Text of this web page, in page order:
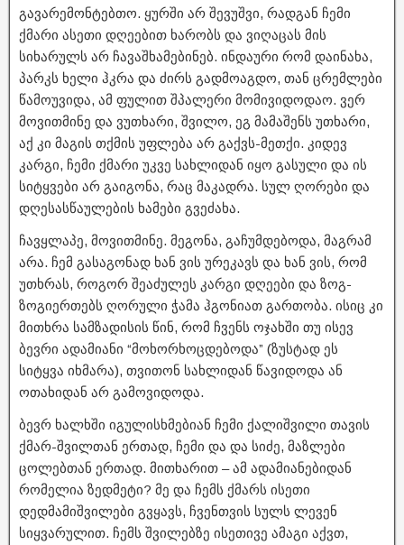
გავარემონტებთო. ყურში არ შევუშვი, რადგან ჩემი
ქმარი ასეთი დღეებით ხარობს და ვიღაცას მის
სიხარულს არ ჩავაშხამებინებ. ინდაური რომ დაინახა,
პარკს ხელი ჰკრა და ძირს გადმოაგდო, თან ცრემლები
წამოუვიდა, ამ ფულით შპალერი მომივიდოდაო. ვერ
მოვითმინე და ვუთხარი, შვილო, ეგ მამაშენს უთხარი,
აქ კი მაგის თქმის უფლება არ გაქვს-მეთქი. კიდევ
კარგი, ჩემი ქმარი უკვე სახლიდან იყო გასული და ის
სიტყვები არ გაიგონა, რაც მაკადრა. სულ ღორები და
დღესასწაულების ხამები გვეძახა.
ჩავყლაპე, მოვითმინე. მეგონა, გაჩუმდებოდა, მაგრამ
არა. ჩემ გასაგონად ხან ვის ურეკავს და ხან ვის, რომ
უთხრას, როგორ შეაძულეს კარგი დღეები და ზოგ-
ზოგიერთებს ღორული ჭამა ჰგონიათ გართობა. ისიც კი
მითხრა სამზადისის წინ, რომ ჩვენს ოჯახში თუ ისევ
ბევრი ადამიანი “მოხორხოცდებოდა” (ზუსტად ეს
სიტყვა იხმარა), თვითონ სახლიდან წავიდოდა ან
ოთახიდან არ გამოვიდოდა.
ბევრ ხალხში იგულისხმებიან ჩემი ქალიშვილი თავის
ქმარ-შვილთან ერთად, ჩემი და და სიძე, მაზლები
ცოლებთან ერთად. მითხარით – ამ ადამიანებიდან
რომელია ზედმეტი? მე და ჩემს ქმარს ისეთი
დედმამიშვილები გვყავს, ჩვენთვის სულს ლევენ
სიყვარულით. ჩემს შვილებზე ისეთივე ამაგი აქვთ,